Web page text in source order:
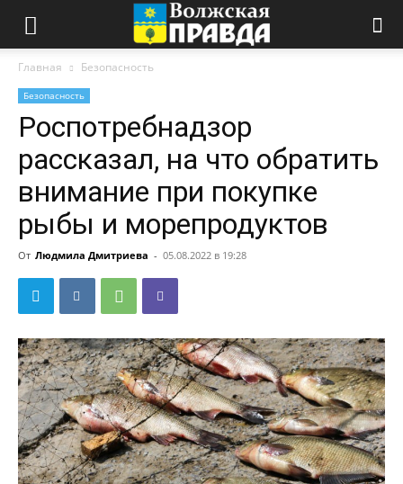
Главная Безопасность
Безопасность
Роспотребнадзор
рассказал, на что обратить
внимание при покупке
рыбы и морепродуктов
От Людмила Дмитриева - 05.08.2022 в 19:28